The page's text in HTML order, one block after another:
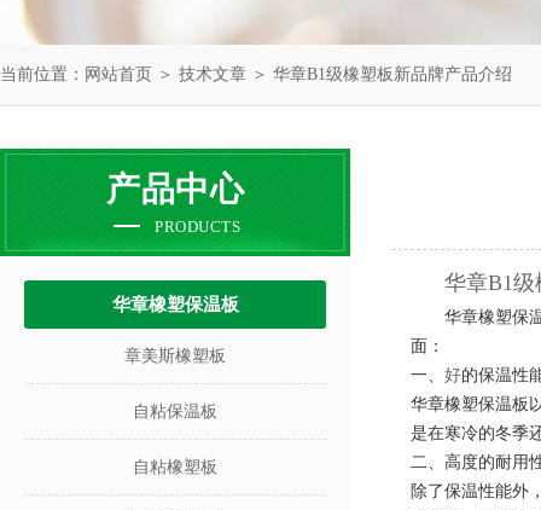
当前位置： 网站首页 ＞ 技术文章 ＞ 华章B1级橡塑板新品牌产品介绍
产品中心
PRODUCTS
华章橡塑保温板
章美斯橡塑板
自粘保温板
自粘橡塑板
华章B1
华章橡塑保
面：
一、 好的保温性
华章橡塑保温板
是在寒冷的冬季
二、高度的耐用
除了保温性能外